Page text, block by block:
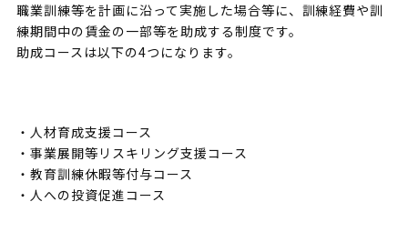
職業訓練等を計画に沿って実施した場合等に、訓練経費や訓
練期間中の賃金の一部等を助成する制度です。
助成コースは以下の4つになります。
・人材育成支援コース
・事業展開等リスキリング支援コース
・教育訓練休暇等付与コース
・人への投資促進コース